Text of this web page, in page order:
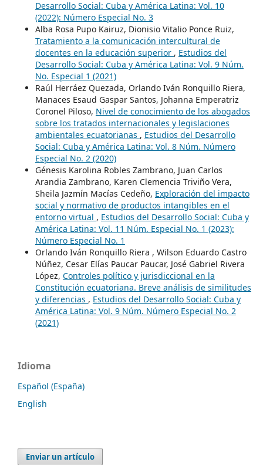
Desarrollo Social: Cuba y América Latina: Vol. 10
(2022): Número Especial No. 3
Alba Rosa Pupo Kairuz, Dionisio Vitalio Ponce Ruiz,
Tratamiento a la comunicación intercultural de
docentes en la educación superior , Estudios del
Desarrollo Social: Cuba y América Latina: Vol. 9 Núm.
No. Especial 1 (2021)
Raúl Herráez Quezada, Orlando Iván Ronquillo Riera,
Manaces Esaud Gaspar Santos, Johanna Emperatriz
Coronel Piloso, Nivel de conocimiento de los abogados
sobre los tratados internacionales y legislaciones
ambientales ecuatorianas , Estudios del Desarrollo
Social: Cuba y América Latina: Vol. 8 Núm. Número
Especial No. 2 (2020)
Génesis Karolina Robles Zambrano, Juan Carlos
Arandia Zambrano, Karen Clemencia Triviño Vera,
Sheila Jazmín Macías Cedeño, Exploración del impacto
social y normativo de productos intangibles en el
entorno virtual , Estudios del Desarrollo Social: Cuba y
América Latina: Vol. 11 Núm. Especial No. 1 (2023):
Número Especial No. 1
Orlando Iván Ronquillo Riera , Wilson Eduardo Castro
Núñez, Cesar Elías Paucar Paucar, José Gabriel Rivera
López, Controles político y jurisdiccional en la
Constitución ecuatoriana. Breve análisis de similitudes
y diferencias , Estudios del Desarrollo Social: Cuba y
América Latina: Vol. 9 Núm. Número Especial No. 2
(2021)
Idioma
Español (España)
English
Enviar un artículo